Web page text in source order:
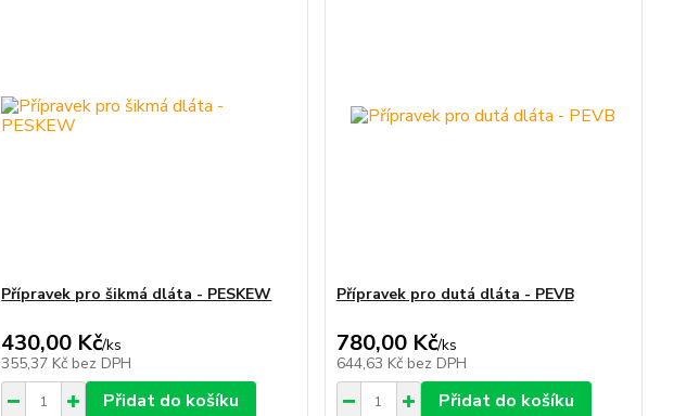
Přípravek pro šikmá dláta - PESKEW
430,00 Kč/ks
355,37 Kč bez DPH
Přidat do košíku
Přípravek pro dutá dláta - PEVB
780,00 Kč/ks
644,63 Kč bez DPH
Přidat do košíku